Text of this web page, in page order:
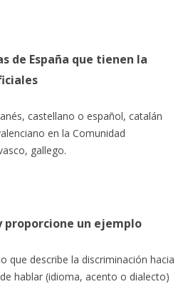
de España que tienen la
castellano o español, catalán
en la Comunidad
gallego.
un ejemplo
que describe la discriminación hacia
hablar (idioma, acento o dialecto)